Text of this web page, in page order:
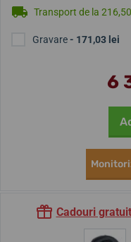
Transport de la
Gravare- 171,03 lei
6
Cadouri